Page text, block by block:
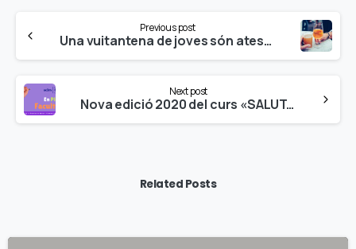
Reading
Previous post
Una vuitantena de joves són atesos a urgències cada cap de setmana a Catalunya per intoxicacions alcohòliques
Next post
Nova edició 2020 del curs «SALUT, DROGUES I SEXUALITAT» en la Universitat Carles III de Madrid
Related Posts